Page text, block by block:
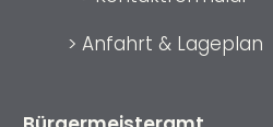
> Anfahrt & Lageplan